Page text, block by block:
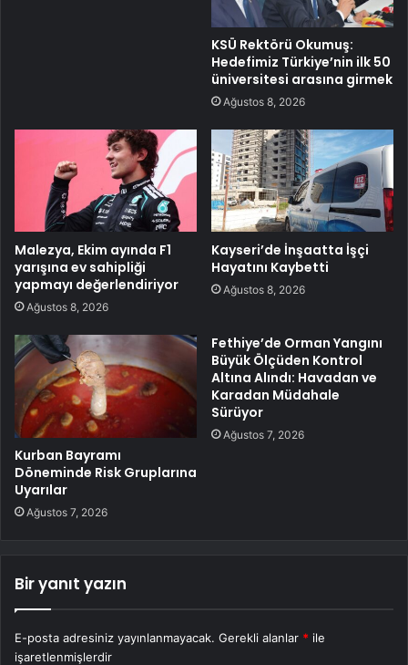
KSÜ Rektörü Okumuş:
Hedefimiz Türkiye’nin ilk 50
üniversitesi arasına girmek
Ağustos 8, 2026
Malezya, Ekim ayında F1
yarışına ev sahipliği
yapmayı değerlendiriyor
Ağustos 8, 2026
Kayseri’de İnşaatta İşçi
Hayatını Kaybetti
Ağustos 8, 2026
Kurban Bayramı
Döneminde Risk Gruplarına
Uyarılar
Ağustos 7, 2026
Fethiye’de Orman Yangını
Büyük Ölçüden Kontrol
Altına Alındı: Havadan ve
Karadan Müdahale
Sürüyor
Ağustos 7, 2026
Bir yanıt yazın
E-posta adresiniz yayınlanmayacak. Gerekli alanlar * ile
işaretlenmişlerdir